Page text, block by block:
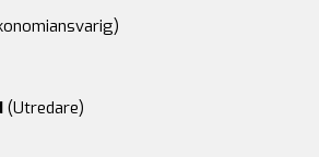
(Utredare)